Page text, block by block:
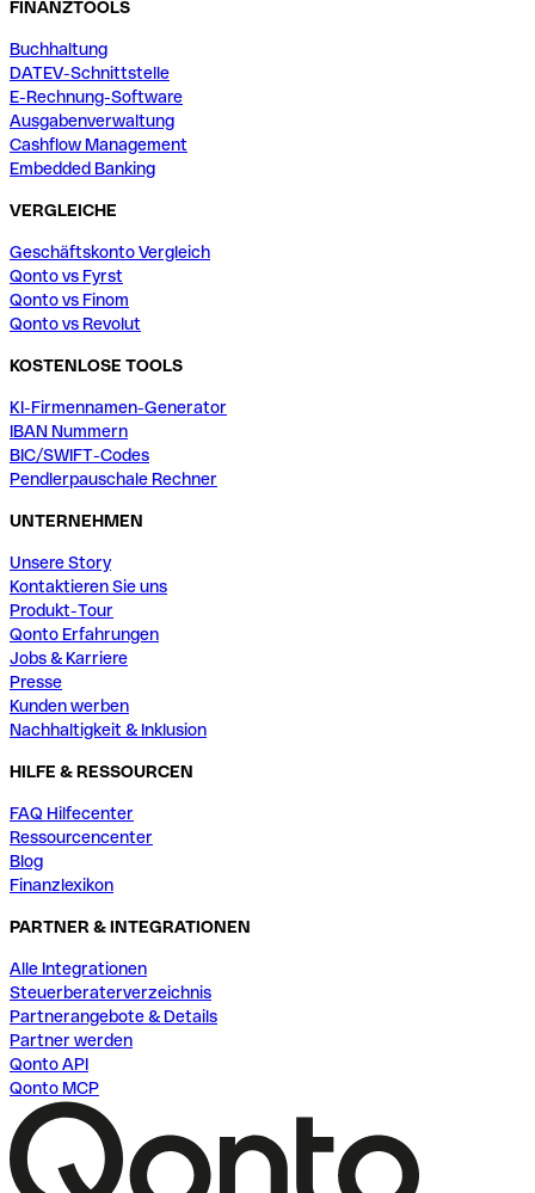
FINANZTOOLS
Buchhaltung
DATEV-Schnittstelle
E-Rechnung-Software
Ausgabenverwaltung
Cashflow Management
Embedded Banking
VERGLEICHE
Geschäftskonto Vergleich
Qonto vs Fyrst
Qonto vs Finom
Qonto vs Revolut
KOSTENLOSE TOOLS
KI-Firmennamen-Generator
IBAN Nummern
BIC/SWIFT-Codes
Pendlerpauschale Rechner
UNTERNEHMEN
Unsere Story
Kontaktieren Sie uns
Produkt-Tour
Qonto Erfahrungen
Jobs & Karriere
Presse
Kunden werben
Nachhaltigkeit & Inklusion
HILFE & RESSOURCEN
FAQ Hilfecenter
Ressourcencenter
Blog
Finanzlexikon
PARTNER & INTEGRATIONEN
Alle Integrationen
Steuerberaterverzeichnis
Partnerangebote & Details
Partner werden
Qonto API
Qonto MCP